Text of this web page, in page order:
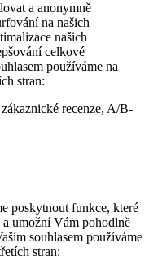
a anonymně
na našich
našich
celkové
používáme na
stran:
recenze, A/B-
poskytnout funkce, které
umožní Vám pohodlně
souhlasem používáme
stran: